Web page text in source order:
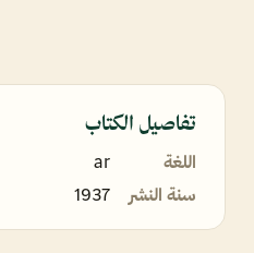
تفاصيل الكتاب
اللغة
ar
سنة النشر
1937